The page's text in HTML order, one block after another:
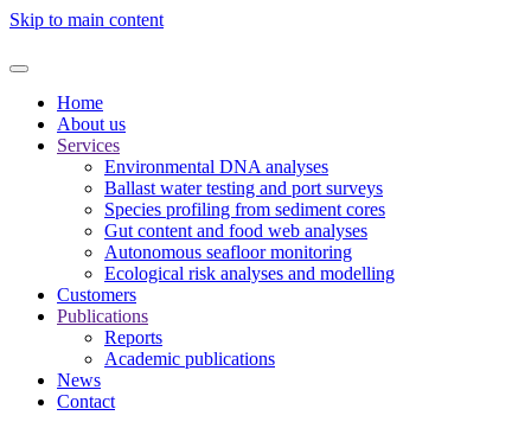
Skip to main content
Home
About us
Services
Environmental DNA analyses
Ballast water testing and port surveys
Species profiling from sediment cores
Gut content and food web analyses
Autonomous seafloor monitoring
Ecological risk analyses and modelling
Customers
Publications
Reports
Academic publications
News
Contact